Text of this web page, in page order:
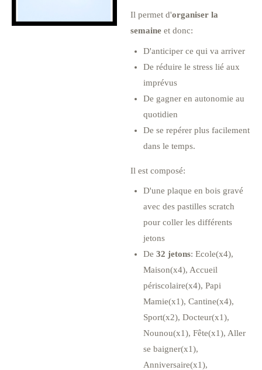
Il permet d'organiser la
semaineet donc:
D'anticiper ce qui va arriver
De réduire le stress lié aux
imprévus
De gagner en autonomie au
quotidien
De se repérer plus facilement
dans le temps.
Il est composé:
D'une plaque en bois gravé
avec des pastilles scratch
pour coller les différents
jetons
De 32 jetons: Ecole(x4),
Maison(x4), Accueil
périscolaire(x4), Papi
Mamie(x1), Cantine(x4),
Sport(x2), Docteur(x1),
Nounou(x1), Fête(x1), Aller
se baigner(x1),
Anniversaire(x1),